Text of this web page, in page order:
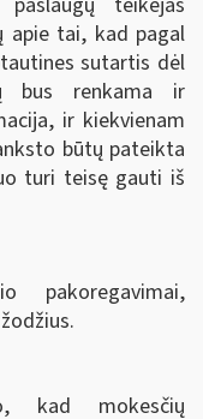
apie tai, kad pagal
sutartis dėl
bus renkama ir
ir kiekvienam
būtų pateikta
turi teisę gauti iš
pakoregavimai,
kad mokesčių